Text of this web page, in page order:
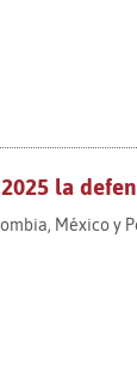
la
México y